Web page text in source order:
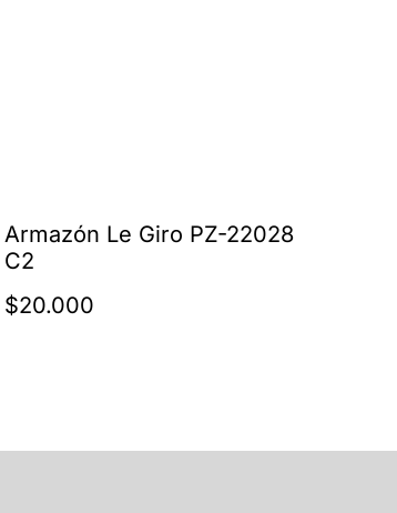
Armazón Le Giro PZ-22028
C2
$20.000